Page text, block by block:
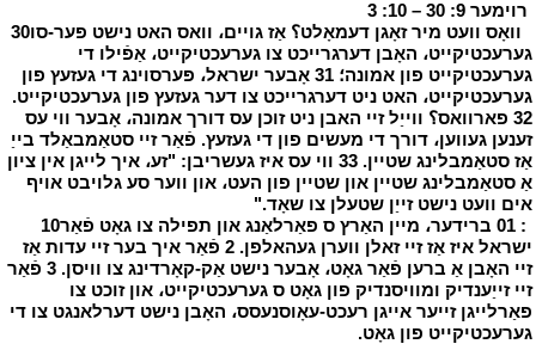
רוימער 9: 30 – 10: 3
30וואָס וועט מיר זאָגן דעמאָלט؟ אַז גויים، וואס האט נישט פּער-סו
גערעכטיקייט، האָבן דערגרייכט צו גערעכטיקייט، אַפֿילו די
גערעכטיקייט פון אמונה؛ 31 אָבער ישראל، פּערסוינג די געזעץ פון
גערעכטיקייט، האט ניט דערגרייכט צו דער געזעץ פון גערעכטיקייט.
32 פארוואס؟ ווייַל זיי האבן ניט זוכן עס דורך אמונה، אָבער ווי עס
זענען געווען، דורך די מעשים פון די געזעץ. פֿאַר זיי סטאַמבאַלד בייַ
אַז סטאַמבלינג שטיין. 33 ווי עס איז געשריבן: "זע، איך לייגן אין ציון
אַ סטאַמבלינג שטיין און שטיין פון העט، און ווער סע גלויבט אויף
אים וועט נישט זייַן שטעלן צו שאָד."
10: 01 ברידער، מיין האַרץ ס פאַרלאַנג און תפילה צו גאָט פֿאַר
ישראל איז אַז זיי זאלן ווערן געהאלפן. 2 פֿאַר איך בער זיי עדות אַז
זיי האָבן אַ ברען פֿאַר גאָט، אָבער נישט אַק-קאָרדינג צו וויסן. 3 פֿאַר
זיי זייַענדיק ומוויסנדיק פון גאָט ס גערעכטיקייט، און זוכט צו
פאַרלייגן זייער אייגן רעכט-עאָוסנעסס، האָבן נישט דערלאנגט צו די
גערעכטיקייט פון גאָט.